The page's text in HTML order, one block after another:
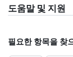
도움말 및 지원
필요한 항목을 찾